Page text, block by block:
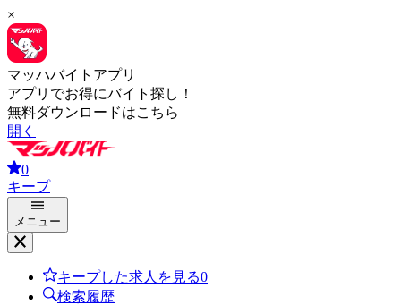
×
マッハバイトアプリ
アプリでお得にバイト探し！
無料ダウンロードはこちら
開く
0
キープ
メニュー
キープした求人を見る0
検索履歴